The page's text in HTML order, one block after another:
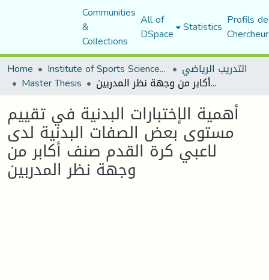
Communities
&
Collections
All of
DSpace Statistics Profils
Home
Institute of Sports Sciences and Techniques التدريب الرياضي
Master Thesis أهمية الإختبارات البدنية في تقييم مستوى بعض الصفات البدنية لدى لاعبي كرة القدم صنف أكابر من وجهة نظر المدربين
أهمية الإختبارات البدنية في تقييم
مستوى بعض الصفات البدنية لدى
لاعبي كرة القدم صنف أكابر من
وجهة نظر المدربين